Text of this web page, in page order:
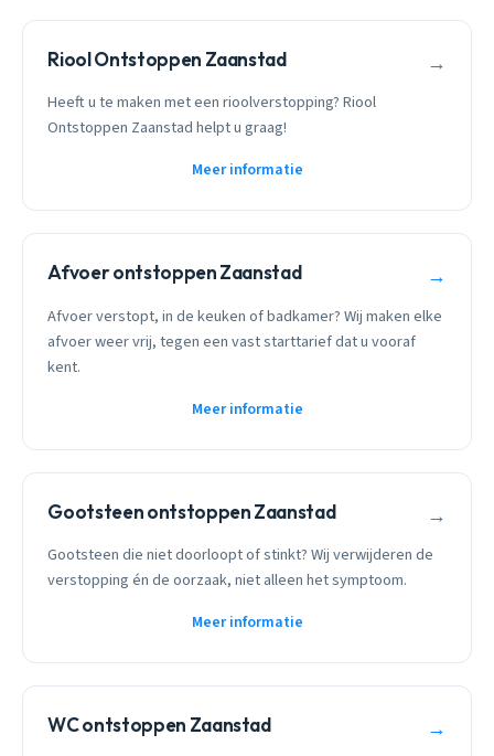
Riool Ontstoppen Zaanstad →
Heeft u te maken met een rioolverstopping? Riool
Ontstoppen Zaanstad helpt u graag!
Meer informatie
Afvoer ontstoppen Zaanstad →
Afvoer verstopt, in de keuken of badkamer? Wij maken elke
afvoer weer vrij, tegen een vast starttarief dat u vooraf
kent.
Meer informatie
Gootsteen ontstoppen Zaanstad →
Gootsteen die niet doorloopt of stinkt? Wij verwijderen de
verstopping én de oorzaak, niet alleen het symptoom.
Meer informatie
WC ontstoppen Zaanstad →